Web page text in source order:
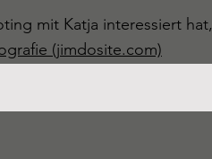
mit Katja interessiert
(jimdosite.com)